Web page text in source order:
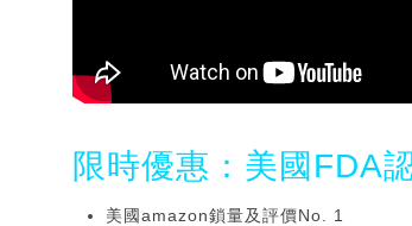
限時優惠：美國FDA
美國amazon鎖量及評價No. 1